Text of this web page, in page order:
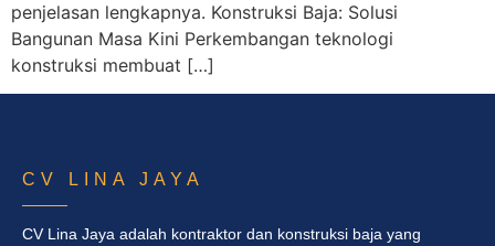
penjelasan lengkapnya. Konstruksi Baja: Solusi
Bangunan Masa Kini Perkembangan teknologi
konstruksi membuat […]
CV LINA JAYA
CV Lina Jaya adalah kontraktor dan konstruksi baja yang